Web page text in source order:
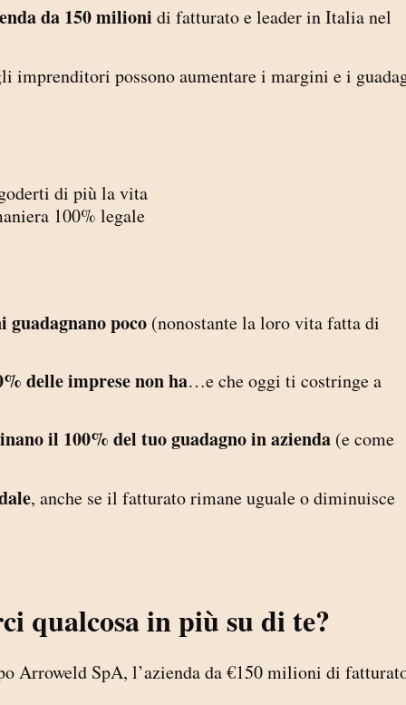
da 150 milioni di fatturato e leader in Italia nel
imprenditori possono aumentare i margini e i
di più la vita
100% legale
poco (nonostante la loro vita fatta di
delle imprese non ha…e che oggi ti costringe a
il 100% del tuo guadagno in azienda (e come
, anche se il fatturato rimane uguale o diminuisce
qualcosa in più su di te?
Arroweld SpA, l’azienda da €150 milioni di